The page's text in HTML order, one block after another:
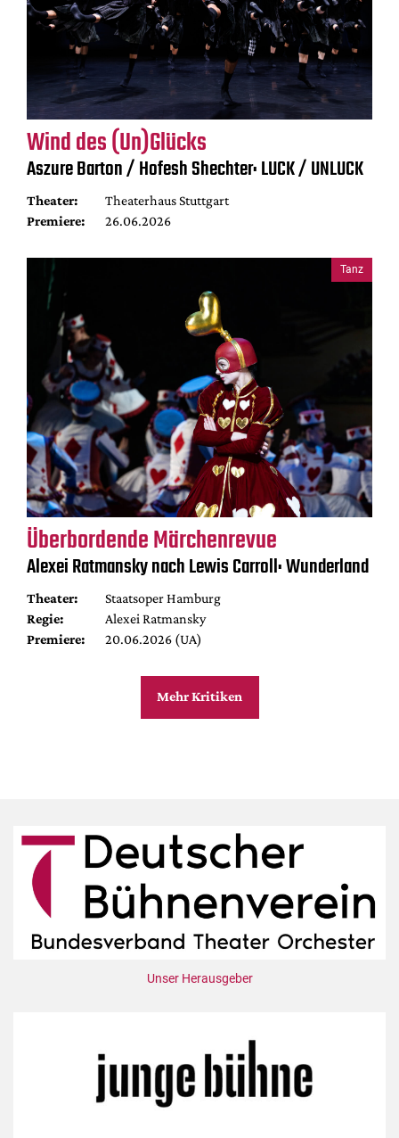
Wind des (Un)Glücks
Aszure Barton / Hofesh Shechter: LUCK / UNLUCK
Theater:
Theaterhaus Stuttgart
Premiere:
26.06.2026
Tanz
Überbordende Märchenrevue
Alexei Ratmansky nach Lewis Carroll: Wunderland
Theater:
Staatsoper Hamburg
Regie:
Alexei Ratmansky
Premiere:
20.06.2026 (UA)
Mehr Kritiken
Unser Herausgeber